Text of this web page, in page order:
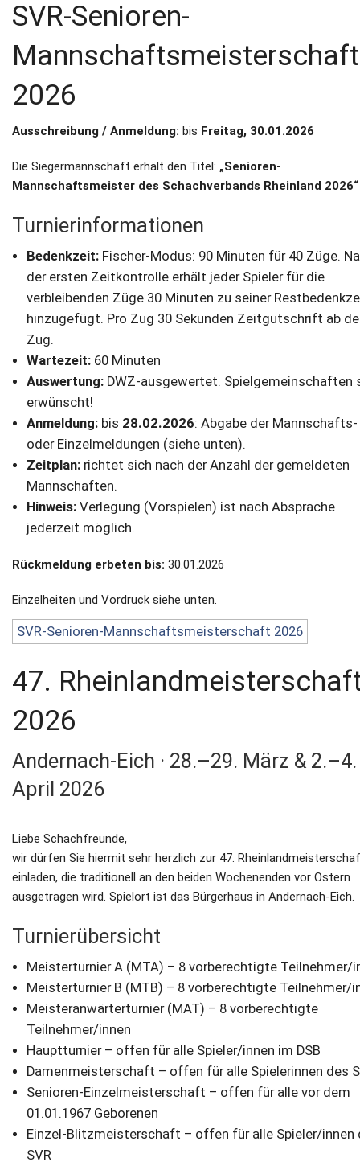
SVR-Senioren-
Mannschaftsmeisterschaft
2026
Ausschreibung / Anmeldung: bis Freitag, 30.01.2026
Die Siegermannschaft erhält den Titel: „Senioren-
Mannschaftsmeister des Schachverbands Rheinland 2026“
Turnierinformationen
Bedenkzeit:Fischer-Modus: 90 Minuten für 40 Züge.
der ersten Zeitkontrolle erhält jeder Spieler für die
verbleibenden Züge 30 Minuten zu seiner
hinzugefügt. Pro Zug 30 Sekunden Zeitgutschrift ab
Zug.
Wartezeit:60 Minuten
Auswertung:DWZ-ausgewertet. Spielgemeinschaften
erwünscht!
Anmeldung:bis 28.02.2026: Abgabe der Mannschafts-
oder Einzelmeldungen (siehe unten).
Zeitplan:richtet sich nach der Anzahl der gemeldeten
Mannschaften.
Hinweis:Verlegung (Vorspielen) ist nach Absprache
jederzeit möglich.
Rückmeldung erbeten bis: 30.01.2026
Einzelheiten und Vordruck siehe unten.
SVR-Senioren-Mannschaftsmeisterschaft 2026
47.
2026
Andernach-Eich · 28.–29. März & 2.–4.
April 2026
Liebe Schachfreunde,
wir dürfen Sie hiermit sehr herzlich zur 47.
einladen, die traditionell an den beiden Wochenenden vor Ostern
ausgetragen wird. Spielort ist das Bürgerhaus in Andernach-Eich.
Turnierübersicht
Meisterturnier A (MTA) – 8 vorberechtigte Teilnehmer/
Meisterturnier B (MTB) – 8 vorberechtigte Teilnehmer/
Meisteranwärterturnier (MAT) – 8 vorberechtigte
Teilnehmer/innen
Hauptturnier – offen für alle Spieler/innen im DSB
Damenmeisterschaft – offen für alle Spielerinnen des
Senioren-Einzelmeisterschaft – offen für alle vor dem
01.01.1967 Geborenen
Einzel-Blitzmeisterschaft – offen für alle Spieler/innen
SVR